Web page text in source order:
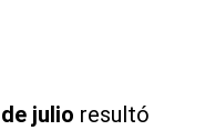
julio resultó